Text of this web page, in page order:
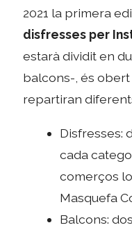
2021 la primera
disfresses per
estarà dividit en
balcons-, és
repartiran
Disfresses:
cada
comerços
Masquefa
Balcons: